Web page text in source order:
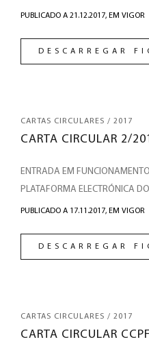
PUBLICADO A 21.12.2017, EM VIGOR
DESCARREGAR
CARTAS CIRCULARES / 2017
CARTA CIRCULAR 2/
ENTRADA EM
PLATAFORMA ELECTRÓNICA
PUBLICADO A 17.11.2017, EM VIGOR
DESCARREGAR
CARTAS CIRCULARES / 2017
CARTA CIRCULAR